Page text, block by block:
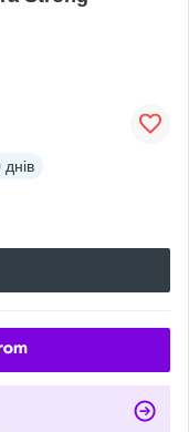
днів